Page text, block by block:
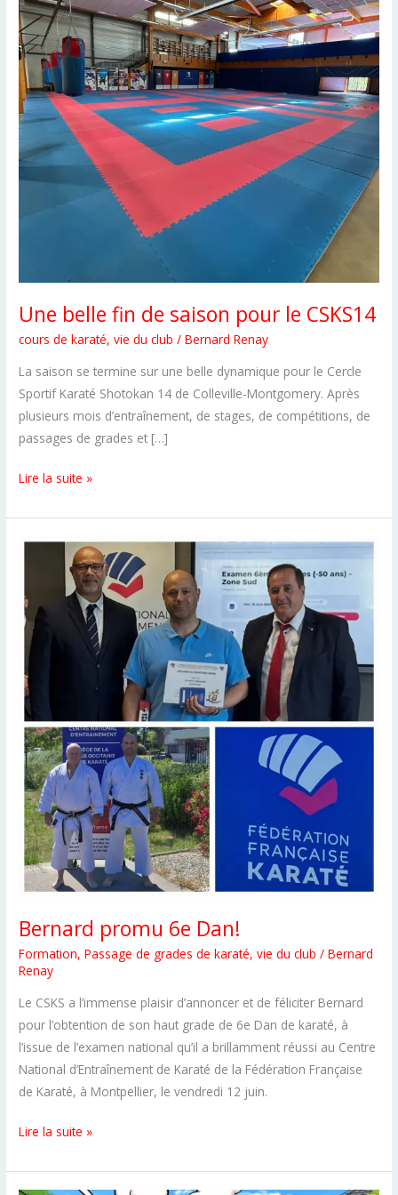
Une belle fin de saison pour le CSKS14
cours de karaté,vie du club /Bernard Renay
La saison se termine sur une belle dynamique pour le Cercle
Sportif Karaté Shotokan 14 de Colleville-Montgomery. Après
plusieurs mois d’entraînement, de stages, de compétitions, de
passages de grades et […]
Une
fin
de
le
CSKS14
Lire la suite »
Bernard promu 6e Dan!
Formation,Passage de grades de karaté,vie du club /Bernard
Renay
Le CSKS a l’immense plaisir d’annoncer et de féliciter Bernard
pour l’obtention de son haut grade de 6e Dan de karaté, à
l’issue de l’examen national qu’il a brillamment réussi au Centre
National d’Entraînement de Karaté de la Fédération Française
de Karaté, à Montpellier, le vendredi 12 juin.
Bernard
6e
Lire la suite »